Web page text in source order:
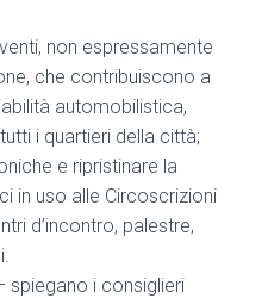
non espressamente
che contribuiscono a
automobilistica,
i quartieri della città;
e ripristinare la
in uso alle Circoscrizioni
d’incontro, palestre,
spiegano i consiglieri